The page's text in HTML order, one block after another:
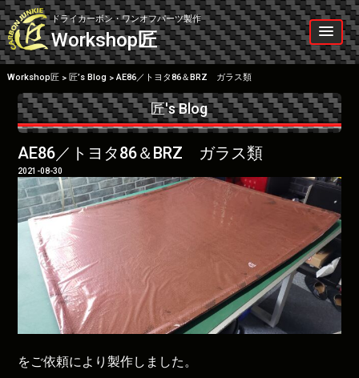
Skip
to
content
ドライカーボン・ワンオフパーツ製作
Workshop匠
Workshop匠> 匠’s Blog > AE86／トヨタ86＆BRZ ガラス類
匠's Blog
AE86／トヨタ86＆BRZ ガラス類
2021-08-30
をご依頼により製作しました。